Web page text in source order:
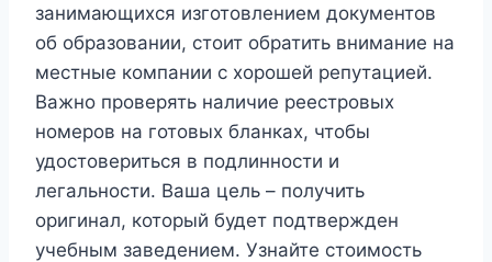
занимающихся изготовлением документов
об образовании, стоит обратить внимание на
местные компании с хорошей репутацией.
Важно проверять наличие реестровых
номеров на готовых бланках, чтобы
удостовериться в подлинности и
легальности. Ваша цель – получить
оригинал, который будет подтвержден
учебным заведением. Узнайте стоимость